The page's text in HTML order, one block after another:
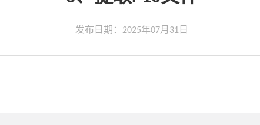
发布日期：2025年07月31日